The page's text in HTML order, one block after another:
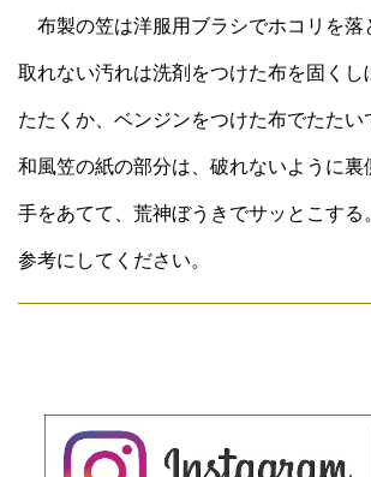
布製の笠は洋服用ブラシでホコリを落
取れない汚れは洗剤をつけた布を固くし
たたくか、ベンジンをつけた布でたたい
和風笠の紙の部分は、破れないように裏
手をあてて、荒神ぼうきでサッとこする
参考にしてください。